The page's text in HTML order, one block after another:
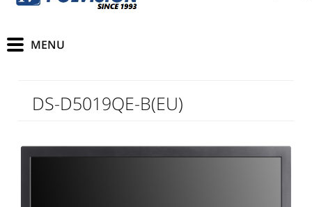
DS-D5019QE-B(EU)